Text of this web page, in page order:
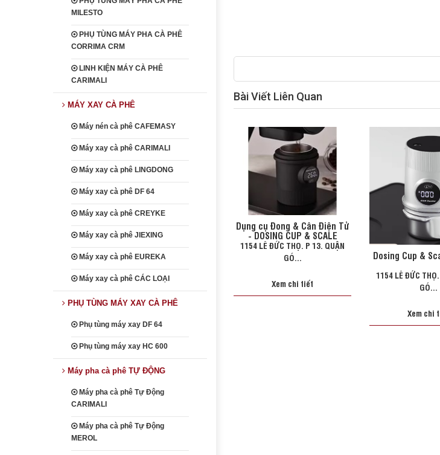
MILESTO
PHỤ TÙNG MÁY PHA CÀ PHÊ
CORRIMA CRM
LINH KIỆN MÁY CÀ PHÊ
CARIMALI
MÁY XAY CÀ PHÊ
Máy nén cà phê CAFEMASY
Máy xay cà phê CARIMALI
Máy xay cà phê LINGDONG
Máy xay cà phê DF 64
Máy xay cà phê CREYKE
Máy xay cà phê JIEXING
Máy xay cà phê EUREKA
Máy xay cà phê CÁC LOẠI
PHỤ TÙNG MÁY XAY CÀ PHÊ
Phụ tùng máy xay DF 64
Phụ tùng máy xay HC 600
Máy pha cà phê TỰ ĐỘNG
Máy pha cà phê Tự Động
CARIMALI
Máy pha cà phê Tự Động
MEROL
Bài Viết Liên Quan
Dụng cụ Đong & Cân Điện Tử
- DOSING CUP & SCALE
1154 LÊ ĐỨC THỌ. P 13. QUẬN
GÓ...
Xem chi tiết
Dosing Cup &
1154 LÊ ĐỨC
GÓ...
Xem chi